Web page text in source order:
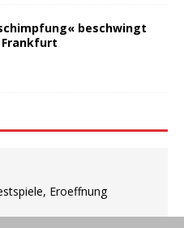
beschwingt
Frankfurt